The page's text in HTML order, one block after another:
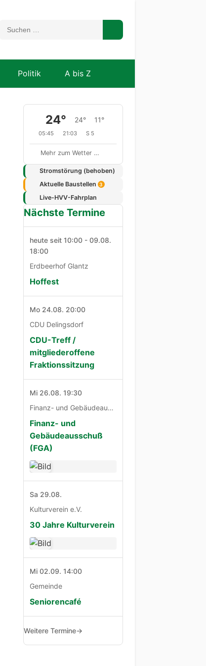
Politik A bis Z
24° 24° 11°
05:45 21:03 S 5
Mehr zum Wetter …
Stromstörung (behoben)
Aktuelle Baustellen
3
Live-HVV-Fahrplan
Nächste Termine
heute seit 10:00 - 09.08.
18:00
Erdbeerhof Glantz
Hoffest
Mo 24.08. 20:00
CDU Delingsdorf
CDU-Treff /
mitgliederoffene
Fraktionssitzung
Mi 26.08. 19:30
Finanz- und Gebäudeausschuß
Finanz- und
Gebäudeausschuß
(FGA)
Sa 29.08.
Kulturverein e.V.
30 Jahre Kulturverein
Mi 02.09. 14:00
Gemeinde
Seniorencafé
Weitere Termine→